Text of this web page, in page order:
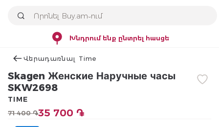
Խնդրում ենք ընտրել հասցե
Վերադառնալ Time
Skagen Женские Наручные часы
SKW2698
71 400 ֏35 700 ֏
TIME